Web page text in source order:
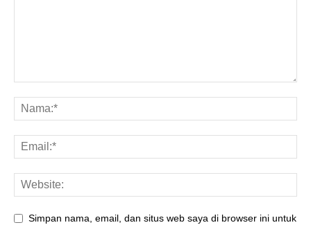
Simpan nama, email, dan situs web saya di browser ini untuk